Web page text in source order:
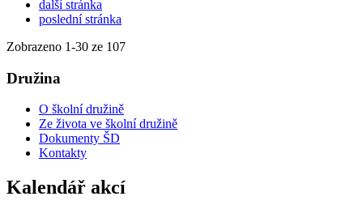
další stránka
poslední stránka
Zobrazeno 1-30 ze 107
Družina
O školní družině
Ze života ve školní družině
Dokumenty ŠD
Kontakty
Kalendář akcí